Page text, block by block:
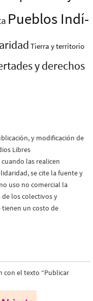
Pueblos Indí­
Tierra y territorio
y derechos
y modificación de
Libres
las realicen
se cite la fuente y
uso no comercial la
de los colectivos y
tienen un costo de
con el texto “Publicar